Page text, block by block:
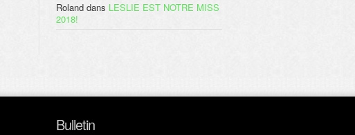
Roland dans LESLIE EST NOTRE MISS
2018!
Bulletin